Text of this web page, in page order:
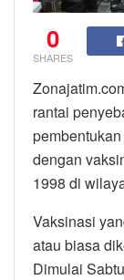
0
SHARES
rantai
dengan
1998 di
Vaksinasi
atau biasa
Dimulai